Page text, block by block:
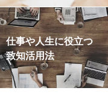
仕事や人生に役立つ
致知活用法